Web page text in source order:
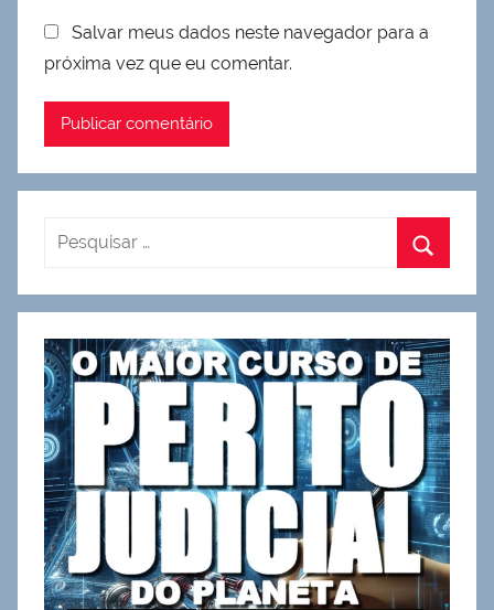
Salvar meus dados neste navegador para a
próxima vez que eu comentar.